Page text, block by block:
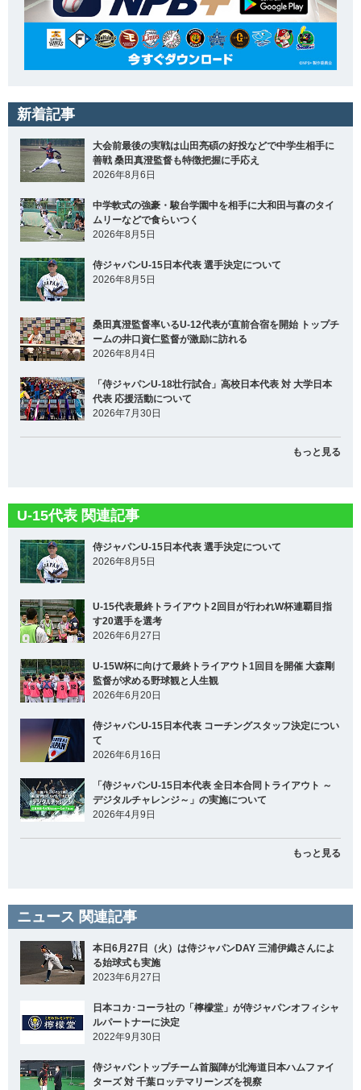
新着記事
大会前最後の実戦は山田亮碩の好投などで中学生相手に
善戦 桑田真澄監督も特徴把握に手応え
2026年8月6日
中学軟式の強豪・駿台学園中を相手に大和田与喜のタイ
ムリーなどで食らいつく
2026年8月5日
侍ジャパンU-15日本代表 選手決定について
2026年8月5日
桑田真澄監督率いるU-12代表が直前合宿を開始 トップチ
ームの井口資仁監督が激励に訪れる
2026年8月4日
「侍ジャパンU-18壮行試合」高校日本代表 対 大学日本
代表 応援活動について
2026年7月30日
もっと見る
U-15代表 関連記事
侍ジャパンU-15日本代表 選手決定について
2026年8月5日
U-15代表最終トライアウト2回目が行われW杯連覇目指
す20選手を選考
2026年6月27日
U-15W杯に向けて最終トライアウト1回目を開催 大森剛
監督が求める野球観と人生観
2026年6月20日
侍ジャパンU-15日本代表 コーチングスタッフ決定につい
て
2026年6月16日
「侍ジャパンU-15日本代表 全日本合同トライアウト ～
デジタルチャレンジ～」の実施について
2026年4月9日
もっと見る
ニュース 関連記事
本日6月27日（火）は侍ジャパンDAY 三浦伊織さんによ
る始球式も実施
2023年6月27日
日本コカ･コーラ社の「檸檬堂」が侍ジャパンオフィシャ
ルパートナーに決定
2022年9月30日
侍ジャパントップチーム首脳陣が北海道日本ハムファイ
ターズ 対 千葉ロッテマリーンズを視察